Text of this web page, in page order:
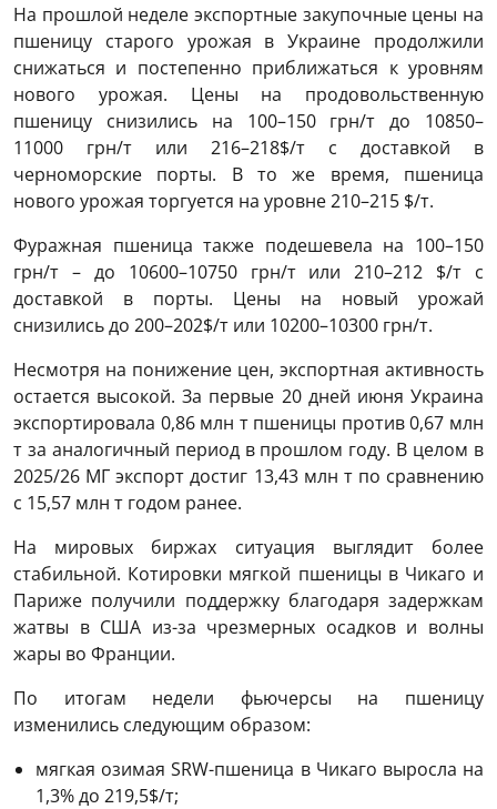
На прошлой неделе экспортные закупочные цены на
пшеницу старого урожая в Украине продолжили
снижаться и постепенно приближаться к уровням
нового урожая. Цены на продовольственную
пшеницу снизились на 100–150 грн/т до 10850–
11000 грн/т или 216–218$/т с доставкой в
черноморские порты. В то же время, пшеница
нового урожая торгуется на уровне 210–215 $/т.
Фуражная пшеница также подешевела на 100–150
грн/т – до 10600–10750 грн/т или 210–212 $/т с
доставкой в порты. Цены на новый урожай
снизились до 200–202$/т или 10200–10300 грн/т.
Несмотря на понижение цен, экспортная активность
остается высокой. За первые 20 дней июня Украина
экспортировала 0,86 млн т пшеницы против 0,67 млн
т за аналогичный период в прошлом году. В целом в
2025/26 МГ экспорт достиг 13,43 млн т по сравнению
с 15,57 млн т годом ранее.
На мировых биржах ситуация выглядит более
стабильной. Котировки мягкой пшеницы в Чикаго и
Париже получили поддержку благодаря задержкам
жатвы в США из-за чрезмерных осадков и волны
жары во Франции.
По итогам недели фьючерсы на пшеницу
изменились следующим образом:
мягкая озимая SRW-пшеница в Чикаго выросла на
1,3% до 219,5$/т;